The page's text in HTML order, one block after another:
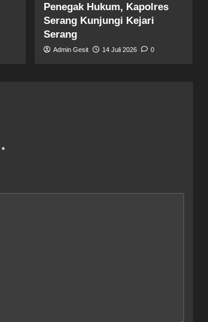
Penegak Hukum, Kapolres
Serang Kunjungi Kejari
Serang
Admin Gesit 14 Juli 2026 0
*